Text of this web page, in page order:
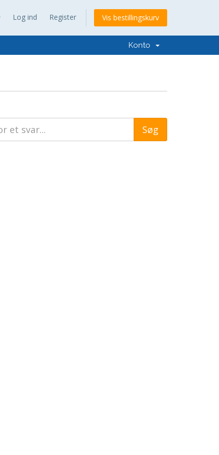
Log ind Register Vis bestillingskurv
Konto